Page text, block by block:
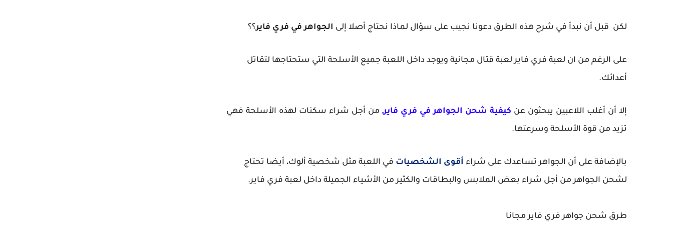
لكن قبل أن نبدأ في شرح هذه الطرق دعونا نجيب على سؤال لماذا نحتاج أصلا إلى الجواهر في فري فاير؟؟
على الرغم من ان لعبة فري فاير لعبة قتال مجانية ويوجد داخل اللعبة جميع الأسلحة التي ستحتاجها لتقاتل
أعدائك.
إلا أن أغلب اللاعبين يبحثون عن كيفية شحن الجواهر في فري فاير, من أجل شراء سكنات لهذه الأسلحة فهي
تزيد من قوة الأسلحة وسرعتها.
بالإضافة على أن الجواهر تساعدك على شراء أقوى الشخصيات في اللعبة مثل شخصية ألوك، أيضا تحتاج
لشحن الجواهر من أجل شراء بعض الملابس والبطاقات والكثير من الأشياء الجميلة داخل لعبة فري فاير.
طرق شحن جواهر فري فاير مجانا